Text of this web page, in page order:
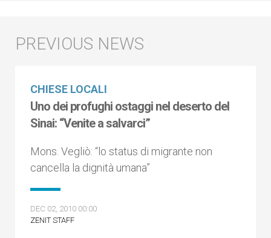
CHIESE LOCALI
Uno dei profughi ostaggi nel deserto del
Sinai: “Venite a salvarci”
Mons. Vegliò: “lo status di migrante non
cancella la dignità umana”
DEC 02, 2010 00:00
ZENIT STAFF